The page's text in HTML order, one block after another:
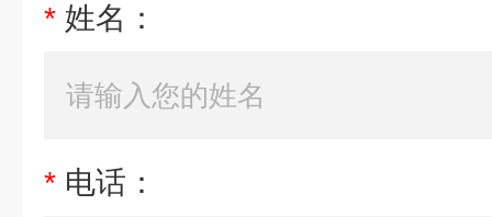
* 姓名：
* 电话：